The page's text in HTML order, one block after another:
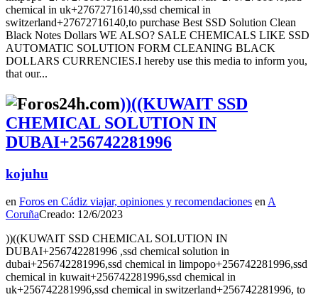
chemical in uk+27672716140,ssd chemical in
switzerland+27672716140,to purchase Best SSD Solution Clean
Black Notes Dollars WE ALSO? SALE CHEMICALS LIKE SSD
AUTOMATIC SOLUTION FORM CLEANING BLACK
DOLLARS CURRENCIES.I hereby use this media to inform you,
that our...
))((KUWAIT SSD
CHEMICAL SOLUTION IN
DUBAI+256742281996
kojuhu
en Foros en Cádiz viajar, opiniones y recomendaciones en A
CoruñaCreado: 12/6/2023
))((KUWAIT SSD CHEMICAL SOLUTION IN
DUBAI+256742281996 ,ssd chemical solution in
dubai+256742281996,ssd chemical in limpopo+256742281996,ssd
chemical in kuwait+256742281996,ssd chemical in
uk+256742281996,ssd chemical in switzerland+256742281996, to